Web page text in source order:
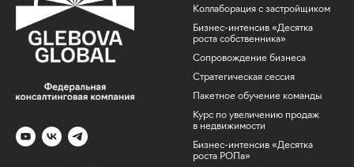
Коллаборация с застройщиком
Бизнес-интенсив «Десятка
роста собственника»
Сопровождение бизнеса
Стратегическая сессия
Пакетное обучение команды
Курс по увеличению продаж
в недвижимости
Бизнес-интенсив «Десятка
роста РОПа»